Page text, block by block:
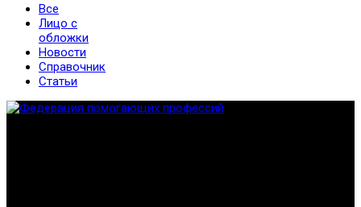
Все
Лицо с
обложки
Новости
Справочник
Статьи